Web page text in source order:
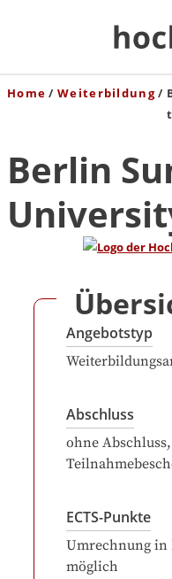
Home Weiterbildung
Berlin
Angebotstyp
Abschluss
ohne
ECTS-Punkte
Umrechnung in
möglich